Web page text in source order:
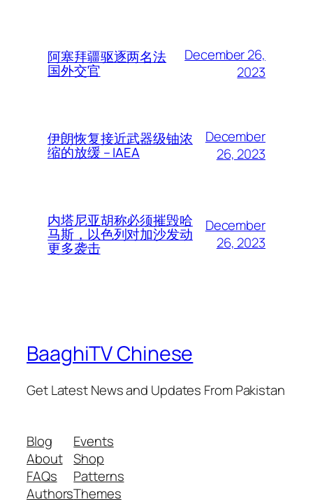
阿塞拜疆驱逐两名法
国外交官
December 26,
2023
伊朗恢复接近武器级铀浓
缩的放缓 – IAEA
December
26, 2023
内塔尼亚胡称必须摧毁哈
马斯，以色列对加沙发动
更多袭击
December
26, 2023
BaaghiTV Chinese
Get Latest News and Updates From Pakistan
Blog
About
FAQs
Authors
Events
Shop
Patterns
Themes